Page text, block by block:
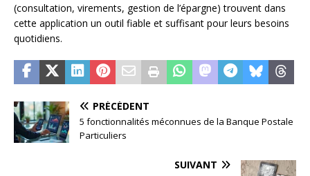
(consultation, virements, gestion de l’épargne) trouvent dans
cette application un outil fiable et suffisant pour leurs besoins
quotidiens.
PRÉCÉDENT
5 fonctionnalités méconnues de la Banque Postale
Particuliers
SUIVANT